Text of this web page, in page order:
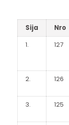
Sija Nro
1.
127
2. 126
3. 125